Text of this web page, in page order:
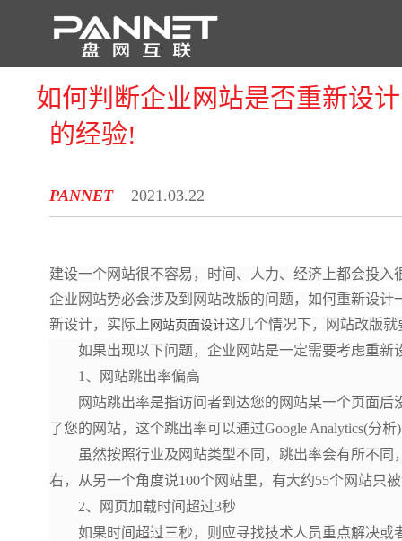
首 页
如何判断企业网站是否重新设
的经验!
PANNET 2021.03.22
建设一个网站很不容易，时间、人力、经济上都会投入
企业网站势必会涉及到网站改版的问题，如何重新设计
新设计，实际上 网站页面设计这几个情况下，网站改版
如果出现以下问题，企业网站是一定需要考虑重新
1、网站跳出率偏高
网站跳出率是指访问者到达您的网站某一个页面后
了您的网站，这个跳出率可以通过Google Analytics(分
虽然按照行业及网站类型不同，跳出率会有所不同
右，从另一个角度说100个网站里，有大约55个网站只
2、网页加载时间超过3秒
如果时间超过三秒，则应寻找技术人员重点解决或